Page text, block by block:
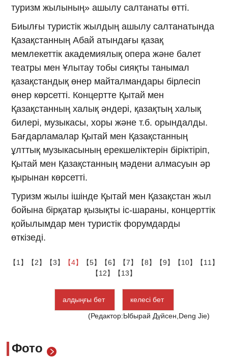
туризм жылының» ашылу салтанаты өтті.
Биылғы туристік жылдың ашылу салтанатында
Қазақстанның Абай атындағы қазақ
мемлекеттік академиялық опера және балет
театры мен Ұлытау тобы сияқты танымал
қазақстандық өнер майталмандары бірлесіп
өнер көрсетті. Концертте Қытай мен
Қазақстанның халық әндері, қазақтың халық
билері, музыкасы, хоры және т.б. орындалды.
Бағдарламалар Қытай мен Қазақстанның
ұлттық музыкасының ерекшеліктерін біріктіріп,
Қытай мен Қазақстанның мәдени алмасуын әр
қырынан көрсетті.
Туризм жылы ішінде Қытай мен Қазақстан жыл
бойына бірқатар қызықты іс-шараны, концерттік
қойылымдар мен туристік форумдарды
өткізеді.
【1】 【2】 【3】 【4】 【5】 【6】 【7】 【8】 【9】 【10】
【11】
【12】
【13】
алдыңғы бет
келесі бет
(Редактор:Ыбырай Дүйсен,Deng Jie)
Фото